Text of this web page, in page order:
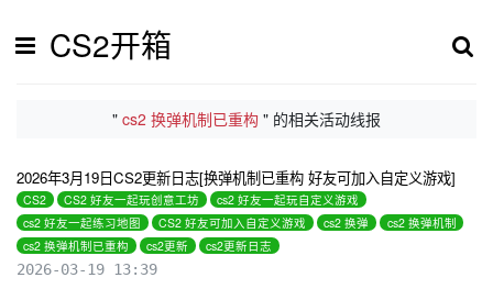
CS2开箱
" cs2 换弹机制已重构 " 的相关活动线报
2026年3月19日CS2更新日志[换弹机制已重构 好友可加入自定义游戏]
CS2 CS2 好友一起玩创意工坊
cs2 好友一起玩自定义游戏
cs2 好友一起练习地图
CS2 好友可加入自定义游戏 cs2 换弹
cs2 换弹机制
cs2 换弹机制已重构
cs2更新 cs2更新日志
2026-03-19 13:39